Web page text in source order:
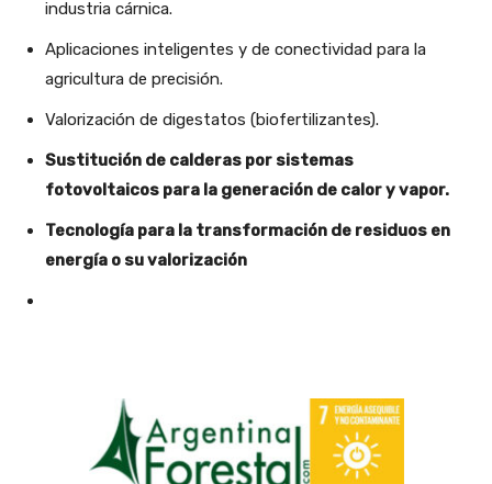
industria cárnica.
Aplicaciones inteligentes y de conectividad para la
agricultura de precisión.
Valorización de digestatos (biofertilizantes).
Sustitución de calderas por sistemas
fotovoltaicos para la generación de calor y vapor.
Tecnología para la transformación de residuos en
energía o su valorización